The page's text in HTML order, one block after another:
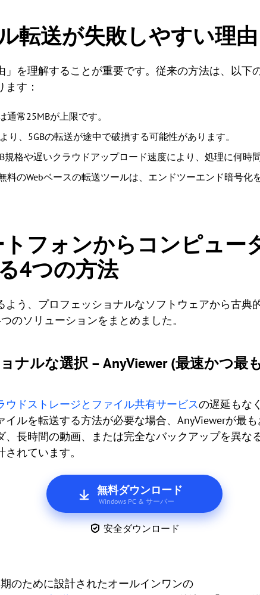
転送が失敗しやすい理由
」を理解することが重要です。従来の方法は、以下
す：
通常25MBが上限です。
り、5GBの転送が途中で破損する可能性があります。
規格や遅いクラウドアップロード速度により、処理に何時
料のWebベースの転送ツールは、エンドツーエンド暗号化
フォンからコンピュー
4つの方法
よう、プロフェッショナルなソフトウェアから古典
のソリューションをまとめました。
ナルな選択 – AnyViewer (最速かつ最
ウドストレージとファイル共有サービスの遅延もな
イルを転送する方法が必要な場合、AnyViewerが最
、長時間の動画、または完全なバックアップを異な
れています。
無料ダウンロード
Windows PC & サーバー
安全ダウンロード
のために設計されたオールインワンの